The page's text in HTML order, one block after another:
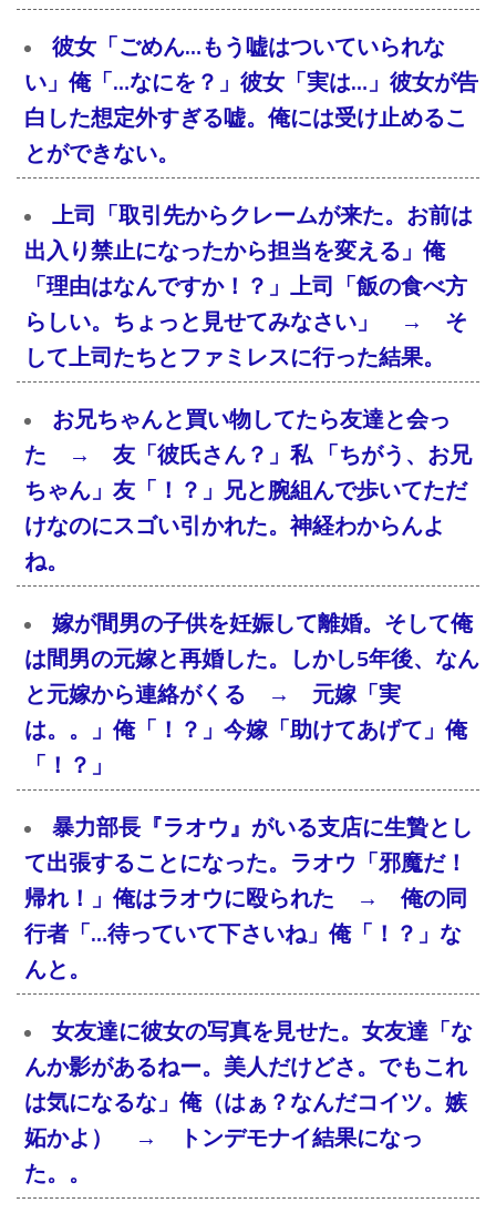
彼女「ごめん…もう嘘はついていられな
い」俺「…なにを？」彼女「実は…」彼女が告
白した想定外すぎる嘘。俺には受け止めるこ
とができない。
上司「取引先からクレームが来た。お前は
出入り禁止になったから担当を変える」俺
「理由はなんですか！？」上司「飯の食べ方
らしい。ちょっと見せてみなさい」 → そ
して上司たちとファミレスに行った結果。
お兄ちゃんと買い物してたら友達と会っ
た → 友「彼氏さん？」私 「ちがう、お兄
ちゃん」友「！？」兄と腕組んで歩いてただ
けなのにスゴい引かれた。神経わからんよ
ね。
嫁が間男の子供を妊娠して離婚。そして俺
は間男の元嫁と再婚した。しかし5年後、なん
と元嫁から連絡がくる → 元嫁「実
は。。」俺「！？」今嫁「助けてあげて」俺
「！？」
暴力部長『ラオウ』がいる支店に生贄とし
て出張することになった。ラオウ「邪魔だ！
帰れ！」俺はラオウに殴られた → 俺の同
行者「…待っていて下さいね」俺「！？」な
んと。
女友達に彼女の写真を見せた。女友達「な
んか影があるねー。美人だけどさ。でもこれ
は気になるな」俺（はぁ？なんだコイツ。嫉
妬かよ） → トンデモナイ結果になっ
た。。